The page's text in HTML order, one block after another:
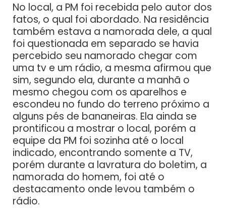
No local, a PM foi recebida pelo autor dos
fatos, o qual foi abordado. Na residência
também estava a namorada dele, a qual
foi questionada em separado se havia
percebido seu namorado chegar com
uma tv e um rádio, a mesma afirmou que
sim, segundo ela, durante a manhã o
mesmo chegou com os aparelhos e
escondeu no fundo do terreno próximo a
alguns pés de bananeiras. Ela ainda se
prontificou a mostrar o local, porém a
equipe da PM foi sozinha até o local
indicado, encontrando somente a TV,
porém durante a lavratura do boletim, a
namorada do homem, foi até o
destacamento onde levou também o
rádio.